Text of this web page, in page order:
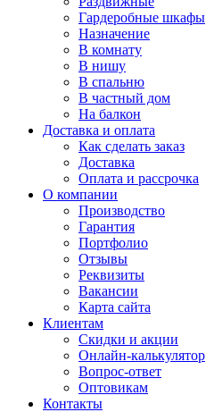
Гардеробные шкафы
Назначение
В комнату
В нишу
В спальню
В частный дом
На балкон
Доставка и оплата
Как сделать заказ
Доставка
Оплата и рассрочка
О компании
Производство
Гарантия
Портфолио
Отзывы
Реквизиты
Вакансии
Карта сайта
Клиентам
Скидки и акции
Онлайн-калькулятор
Вопрос-ответ
Оптовикам
Контакты